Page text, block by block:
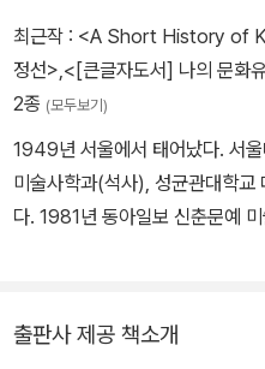
최근작 : <A Short History of
정선> <[큰글자도서] 나의 문화
2종 (모두보기)
1949년 서울에서 태어났다. 서
미술사학과(석사), 성균관대학교
다. 1981년 동아일보 신춘문예
사회 대표를 맡았다. 영남대학교
출판사 제공 책소개